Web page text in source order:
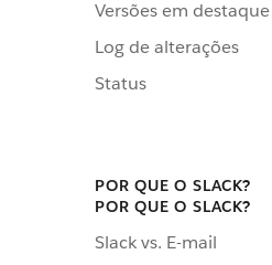
Versões em destaque
Log de alterações
Status
POR QUE O SLACK?
POR QUE O SLACK?
Slack vs. E-mail